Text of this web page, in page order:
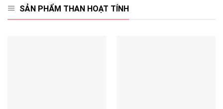
SẢN PHẨM THAN HOẠT TÍNH